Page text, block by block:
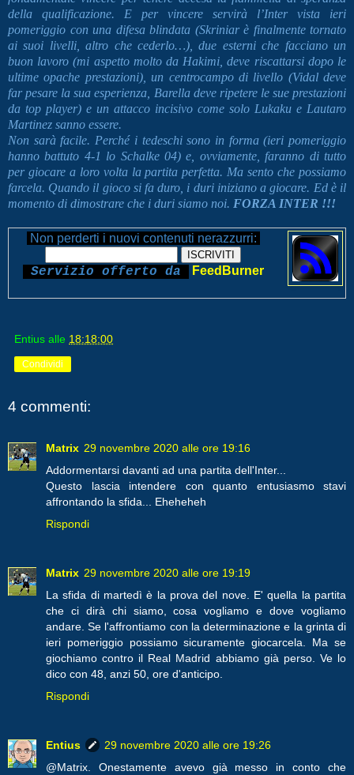
della qualificazione. E per vincere servirà l’Inter vista ieri
pomeriggio con una difesa blindata (Skriniar è finalmente tornato
ai suoi livelli, altro che cederlo…), due esterni che facciano un
buon lavoro (mi aspetto molto da Hakimi, deve riscattarsi dopo le
ultime opache prestazioni), un centrocampo di livello (Vidal deve
far pesare la sua esperienza, Barella deve ripetere le sue prestazioni
da top player) e un attacco incisivo come solo Lukaku e Lautaro
Martinez sanno essere.
Non sarà facile. Perché i tedeschi sono in forma (ieri pomeriggio
hanno battuto 4-1 lo Schalke 04) e, ovviamente, faranno di tutto
per giocare a loro volta la partita perfetta. Ma sento che possiamo
farcela. Quando il gioco si fa duro, i duri iniziano a giocare. Ed è il
momento di dimostrare che i duri siamo noi. FORZA INTER !!!
Non perderti i nuovi contenuti nerazzurri:
Servizio offerto da FeedBurner
Entius alle 18:18:00
Condividi
4 commenti:
Matrix 29 novembre 2020 alle ore 19:16
Addormentarsi davanti ad una partita dell'Inter...
Questo lascia intendere con quanto entusiasmo stavi
affrontando la sfida... Eheheheh
Rispondi
Matrix 29 novembre 2020 alle ore 19:19
La sfida di martedì è la prova del nove. E' quella la partita
che ci dirà chi siamo, cosa vogliamo e dove vogliamo
andare. Se l'affrontiamo con la determinazione e la grinta di
ieri pomeriggio possiamo sicuramente giocarcela. Ma se
giochiamo contro il Real Madrid abbiamo già perso. Ve lo
dico con 48, anzi 50, ore d'anticipo.
Rispondi
Entius
29 novembre 2020 alle ore 19:26
@Matrix. Onestamente avevo già messo in conto che